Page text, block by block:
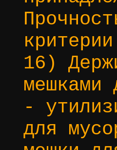
16)
мешками
-
для